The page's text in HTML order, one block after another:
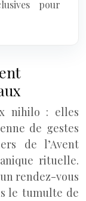
pour
nihilo : elles
de gestes
de l’Avent
rituelle.
rendez-vous
le tumulte de